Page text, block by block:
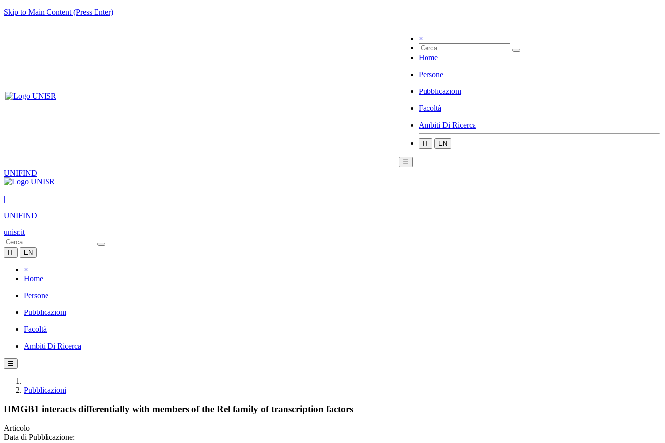
Skip to Main Content (Press Enter)
×
Home
Persone
Pubblicazioni
Facoltà
Ambiti Di Ricerca
IT EN
☰
UNIFIND
|
UNIFIND
unisr.it
IT EN
×
Home
Persone
Pubblicazioni
Facoltà
Ambiti Di Ricerca
☰
Pubblicazioni
HMGB1 interacts differentially with members of the Rel family of transcription factors
Articolo
Data di Pubblicazione: